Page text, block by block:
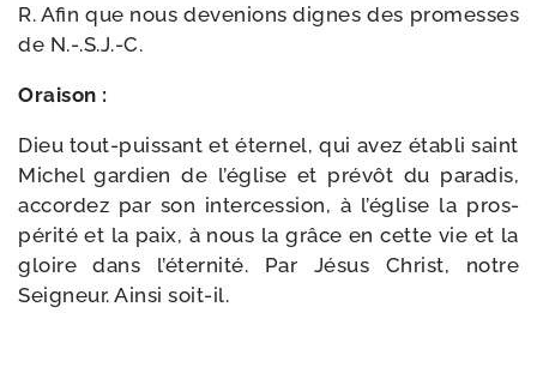
R. Afin que nous deve­nions dignes des pro­messes
de N.-.S.J.-C.
Oraison :
Dieu tout-​puissant et éter­nel, qui avez éta­bli saint
Michel gar­dien de l’é­glise et pré­vôt du para­dis,
accor­dez par son inter­ces­sion, à l’é­glise la pros­
pé­ri­té et la paix, à nous la grâce en cette vie et la
gloire dans l’é­ter­ni­té. Par Jésus Christ, notre
Seigneur. Ainsi soit-il.